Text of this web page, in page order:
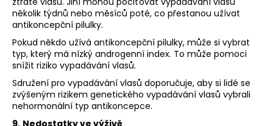
několik týdnů nebo měsíců poté, co přestanou užívat
antikoncepční pilulky.
Pokud někdo užívá antikoncepční pilulky, může si vybrat
typ, který má nízký androgenní index. To může pomoci
snížit riziko vypadávání vlasů.
Sdružení pro vypadávání vlasů doporučuje, aby si lidé se
zvýšeným rizikem genetického vypadávání vlasů vybrali
nehormonální typ antikoncepce.
9. Nedostatky ve výživě